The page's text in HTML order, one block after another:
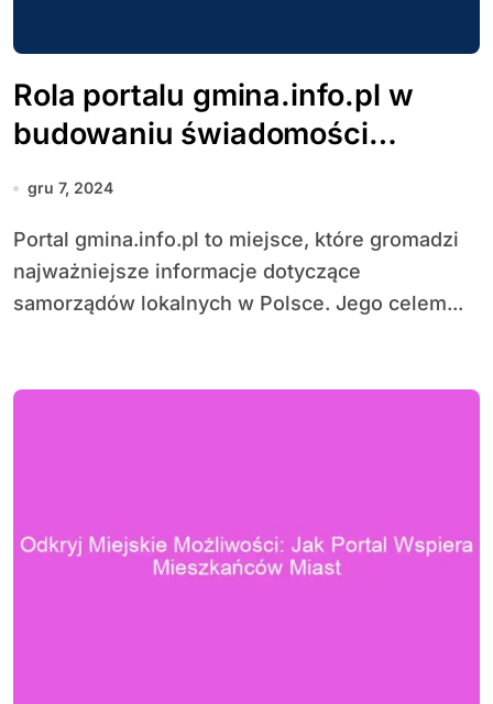
Rola portalu gmina.info.pl w
budowaniu świadomości
obywatelskiej i integracji
gru 7, 2024
Portal gmina.info.pl to miejsce, które gromadzi
najważniejsze informacje dotyczące
samorządów lokalnych w Polsce. Jego celem...